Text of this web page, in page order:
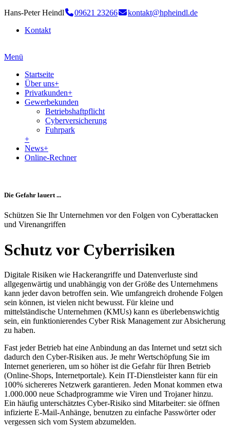
Hans-Peter Heindl 09621 23266
kontakt@hpheindl.de
Kontakt
Menü
Startseite
Über uns+
Privatkunden+
Gewerbekunden
Betriebshaftpflicht
Cyberversicherung
Fuhrpark
+
News+
Online-Rechner
Die Gefahr lauert ...
Schützen Sie Ihr Unternehmen vor den Folgen von Cyberattacken
und Virenangriffen
Schutz vor Cyberrisiken
Digitale Risiken wie Hackerangriffe und Datenverluste sind
allgegenwärtig und unabhängig von der Größe des Unternehmens
kann jeder davon betroffen sein. Wie umfangreich drohende Folgen
sein können, ist vielen nicht bewusst. Für kleine und
mittelständische Unternehmen (KMUs) kann es überlebenswichtig
sein, ein funktionierendes Cyber Risk Management zur Absicherung
zu haben.
Fast jeder Betrieb hat eine Anbindung an das Internet und setzt sich
dadurch den Cyber-Risiken aus. Je mehr Wertschöpfung Sie im
Internet generieren, um so höher ist die Gefahr für Ihren Betrieb
(Online-Shops, Internetportale). Kein IT-Dienstleister kann für ein
100% sichereres Netzwerk garantieren. Jeden Monat kommen etwa
1.000.000 neue Schadprogramme wie Viren und Trojaner hinzu.
Ein häufig unterschätztes Cyber-Risiko sind Mitarbeiter: sie öffnen
infizierte E-Mail-Anhänge, benutzen zu einfache Passwörter oder
vergessen sich vom System abzumelden.